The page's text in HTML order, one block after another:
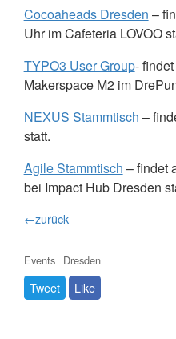
Cocoaheads Dresden –
Uhr im Cafeteria LOVOO
TYPO3 User Group-
Makerspace M2 im
NEXUS Stammtisch –
statt.
Agile Stammtisch – findet
bei Impact Hub Dresden
←zurück
Events Dresden
Tweet Like